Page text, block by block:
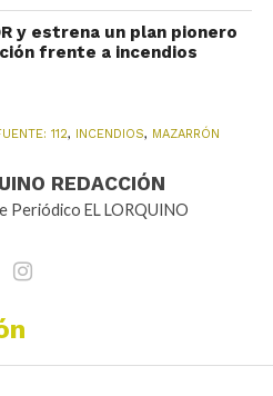
y estrena un plan pionero
frente a incendios
112, INCENDIOS, MAZARRÓN
REDACCIÓN
Periódico EL LORQUINO